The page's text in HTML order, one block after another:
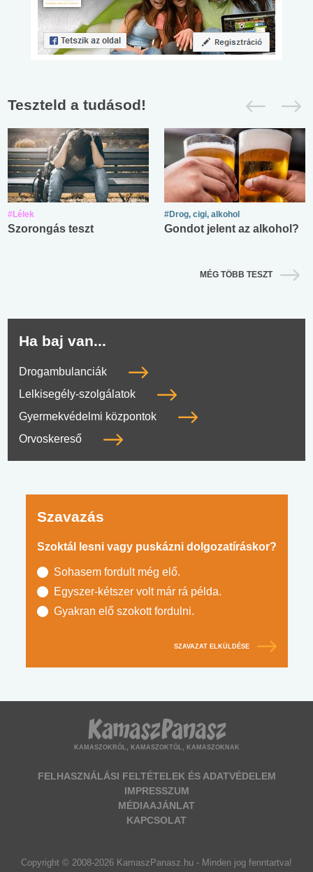
Teszteld a tudásod!
#Lélek
Szorongás teszt
#Drog, cigi, alkohol
Gondot jelent az alkohol?
MÉG TÖBB TESZT
Ha baj van...
Drogambulanciák
Lelkisegély-szolgálatok
Gyermekvédelmi központok
Orvoskereső
Szavazás
Szoktál lesni vagy puskázni dolgozatíráskor?
Sohasem fordult még elő.
Egyszer-kétszer volt már rá példa.
Gyakran elő szokott fordulni.
SZAVAZAT ELKÜLDÉSE
KAMASZOKRÓL, KAMASZOKTÓL, KAMASZOKNAK
FELHASZNÁLÁSI FELTÉTELEK ÉS ADATVÉDELEM
IMPRESSZUM
MÉDIAAJÁNLAT
KAPCSOLAT
Copyright © 2008-2026 KamaszPanasz.hu - Minden jog fenntartva!